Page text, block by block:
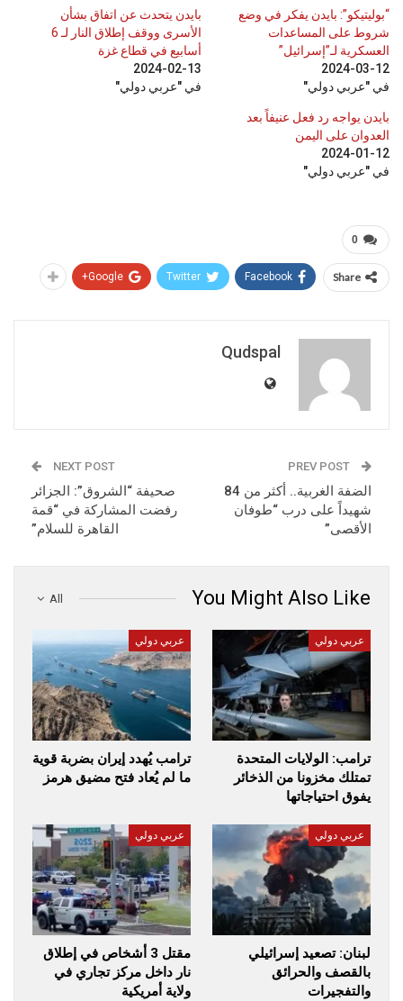
“بوليتيكو”: بايدن يفكر في وضع
شروط على المساعدات
العسكرية لـ”إسرائيل”
2024-03-12
في "عربي دولي"
بايدن يتحدث عن اتفاق بشأن
الأسرى ووقف إطلاق النار لـ 6
أسابيع في قطاع غزة
2024-02-13
في "عربي دولي"
بايدن يواجه رد فعل عنيفاً بعد
العدوان على اليمن
2024-01-12
في "عربي دولي"
0
Share
Facebook
Twitter
Google+
Qudspal
الضفة الغربية.. أكثر من 84
شهيداً على درب “طوفان
الأقصى”
NEXT POST
صحيفة “الشروق”: الجزائر
رفضت المشاركة في “قمة
القاهرة للسلام”
All You Might Also Like
عربي دولي
ترامب: الولايات المتحدة
تمتلك مخزونا من الذخائر
يفوق احتياجاتها
عربي دولي
ترامب يُهدد إيران بضربة قوية
ما لم يُعاد فتح مضيق هرمز
عربي دولي
لبنان: تصعيد إسرائيلي
بالقصف والحرائق
والتفجيرات
عربي دولي
مقتل 3 أشخاص في إطلاق
نار داخل مركز تجاري في
ولاية أمريكية